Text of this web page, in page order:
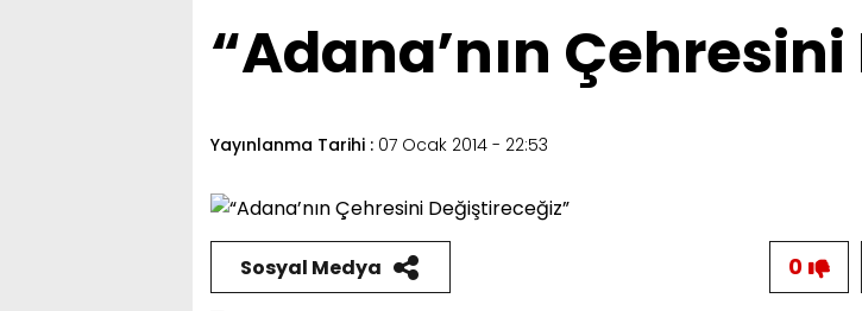
“Adana’nın
Yayınlanma Tarihi : 07 Ocak 2014 - 22:53
Sosyal Medya 0